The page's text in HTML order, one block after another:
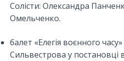
Солісти: Олександра
Омельченко.
балет «Елегія воєнного
Сильвестрова у постановці